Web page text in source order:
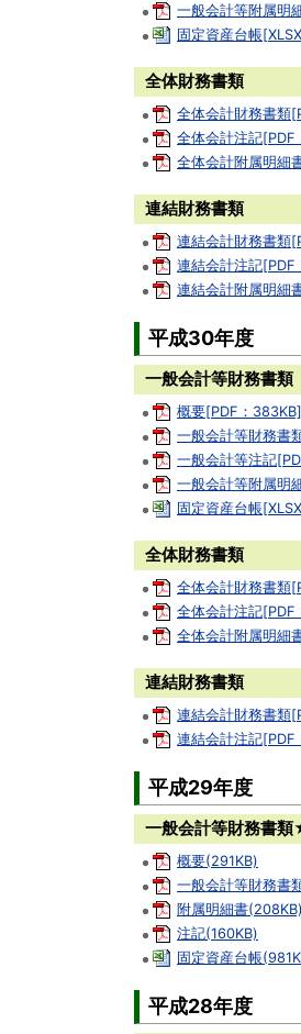
一般会計等附属明
固定資産台帳
全体財務書類
全体会計財務書類
全体会計注記[PDF
全体会計附属明細
連結財務書類
連結会計財務書類
連結会計注記[PDF
連結会計附属明細
平成30年度
一般会計等財務書類
概要[PDF：383KB]
一般会計等財務書
一般会計等注記
一般会計等附属明
固定資産台帳
全体財務書類
全体会計財務書類
全体会計注記[PDF
全体会計附属明細
連結財務書類
連結会計財務書類
連結会計注記[PDF
平成29年度
一般会計等財務書
概要(291KB)
一般会計等財務書
附属明細書(208KB)
注記(160KB)
固定資産台帳
平成28年度